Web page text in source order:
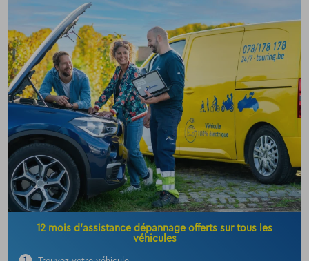
12 mois d’assistance dépannage offerts sur tous les
véhicules